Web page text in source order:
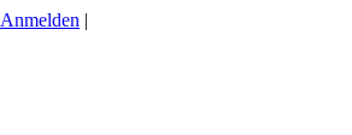
Anmelden |